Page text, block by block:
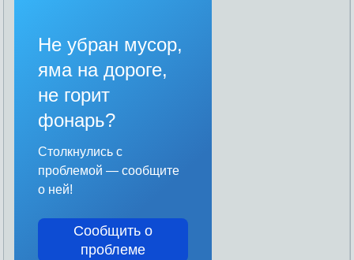
Не убран мусор,
яма на дороге,
не горит
фонарь?
Столкнулись с
проблемой — сообщите
о ней!
Сообщить о
проблеме